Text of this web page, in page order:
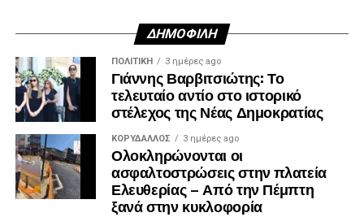
ΔΗΜΟΦΙΛΉ
ΠΟΛΙΤΙΚΉ 3 ημέρες ago
Γιάννης Βαρβιτσιώτης: Το
τελευταίο αντίο στο ιστορικό
στέλεχος της Νέας Δημοκρατίας
ΚΟΡΥΔΑΛΛΟΣ 3 ημέρες ago
Ολοκληρώνονται οι
ασφαλτοστρώσεις στην πλατεία
Ελευθερίας – Από την Πέμπτη
ξανά στην κυκλοφορία